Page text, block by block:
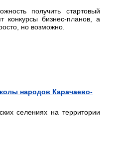
получить стартовый
конкурсы бизнес-планов, а
но возможно.
народов Карачаево-
селениях на территории